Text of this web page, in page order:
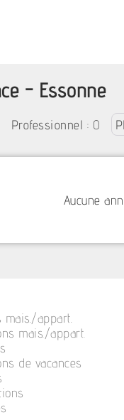
- Essonne
Professionnel : 0
Aucune
mais./appart.
mais./appart.
de vacances